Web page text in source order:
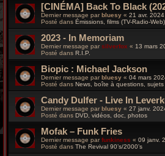
[CINÉMA] Back To Black
Dernier message parbluesy « 21 avr.
Posté dans Émissions, films (TV-Radio-Web)
2023 - In Memoriam
Dernier message par silverfox « 13 mars
Posté dans R.I.P.
Biopic : Michael Jackson
Dernier message parbluesy « 04 mars
Posté dans News, boîte à questions, sujets
Candy Dulfer - Live In
Dernier message par bluesy « 27 janv.
Posté dans DVD, vidéos, doc, photos
Mofak – Funk Fries
Dernier message parfunkiness « 09 janv.
Posté dans The Revival 90’s/2000’s